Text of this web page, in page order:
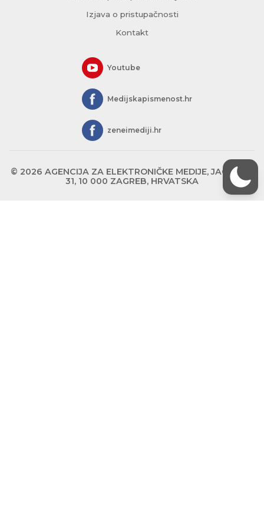
Izjava o pristupačnosti
Kontakt
Youtube
Medijskapismenost.hr
zeneimediji.hr
© 2026 AGENCIJA ZA ELEKTRONIČKE MEDIJE, JAGIĆEVA
31, 10 000 ZAGREB, HRVATSKA